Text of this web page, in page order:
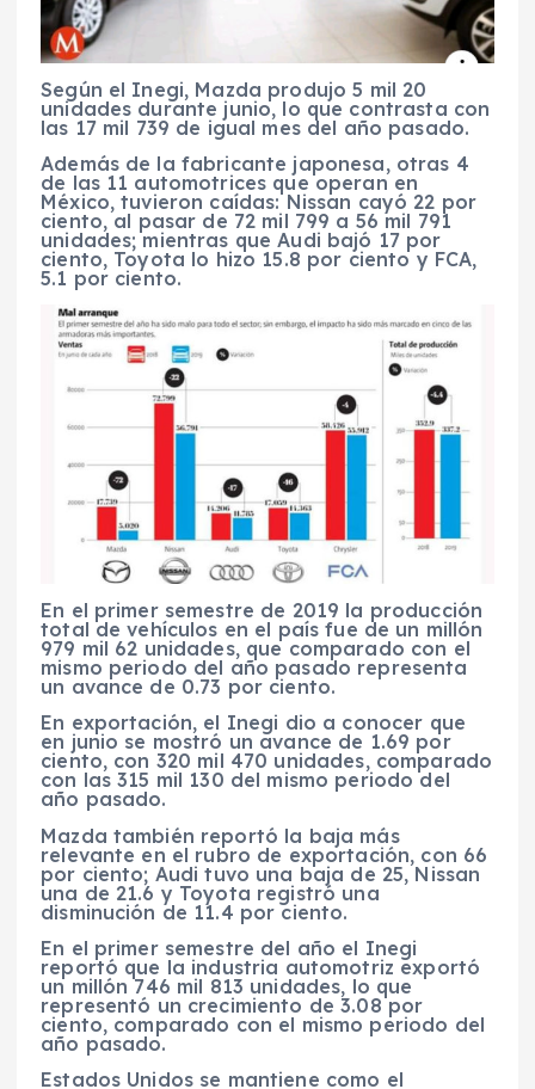
Según el Inegi, Mazda produjo 5 mil 20
unidades durante junio, lo que contrasta con
las 17 mil 739 de igual mes del año pasado.
Además de la fabricante japonesa, otras 4
de las 11 automotrices que operan en
México, tuvieron caídas: Nissan cayó 22 por
ciento, al pasar de 72 mil 799 a 56 mil 791
unidades; mientras que Audi bajó 17 por
ciento, Toyota lo hizo 15.8 por ciento y FCA,
5.1 por ciento.
En el primer semestre de 2019 la producción
total de vehículos en el país fue de un millón
979 mil 62 unidades, que comparado con el
mismo periodo del año pasado representa
un avance de 0.73 por ciento.
En exportación, el Inegi dio a conocer que
en junio se mostró un avance de 1.69 por
ciento, con 320 mil 470 unidades, comparado
con las 315 mil 130 del mismo periodo del
año pasado.
Mazda también reportó la baja más
relevante en el rubro de exportación, con 66
por ciento; Audi tuvo una baja de 25, Nissan
una de 21.6 y Toyota registró una
disminución de 11.4 por ciento.
En el primer semestre del año el Inegi
reportó que la industria automotriz exportó
un millón 746 mil 813 unidades, lo que
representó un crecimiento de 3.08 por
ciento, comparado con el mismo periodo del
año pasado.
Estados Unidos se mantiene como el